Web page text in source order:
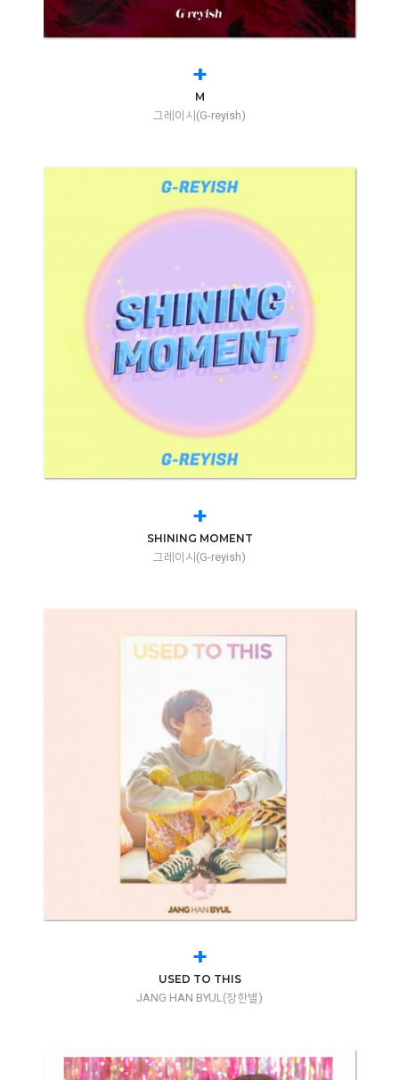
+
M
그레이시(G-reyish)
+
SHINING MOMENT
그레이시(G-reyish)
+
USED TO THIS
JANG HAN BYUL(장한별)